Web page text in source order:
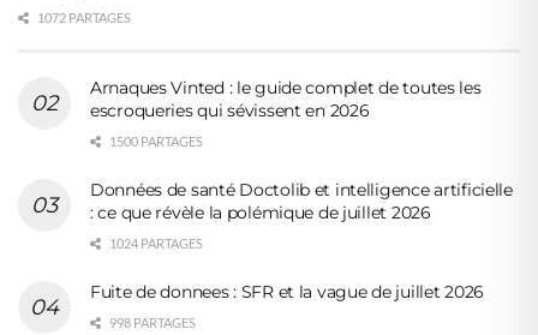
1072 PARTAGES
Arnaques Vinted : le guide complet de toutes les
escroqueries qui sévissent en 2026
1500 PARTAGES
Données de santé Doctolib et intelligence artificielle
: ce que révèle la polémique de juillet 2026
1024 PARTAGES
Fuite de donnees : SFR et la vague de juillet 2026
998 PARTAGES